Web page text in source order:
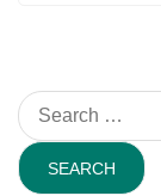
Search
for: